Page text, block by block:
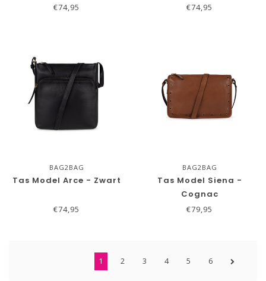
€74,95 €74,95
BAG2BAG
Tas Model Arce - Zwart
€74,95
BAG2BAG
Tas Model Siena -
Cognac
€79,95
1 2 3 4 5 6